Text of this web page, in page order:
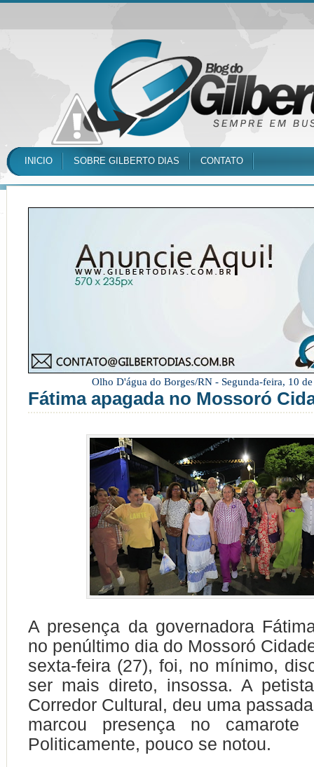
INICIO SOBRE GILBERTO DIAS CONTATO
Olho D'água do Borges/RN - Segunda-feira, 10
Fátima apagada no Mossoró
A presença da governadora
no penúltimo dia do Mossoró
sexta-feira (27), foi, no mínimo,
ser mais direto, insossa. A
Corredor Cultural, deu uma
marcou presença no camarote
Politicamente, pouco se notou.